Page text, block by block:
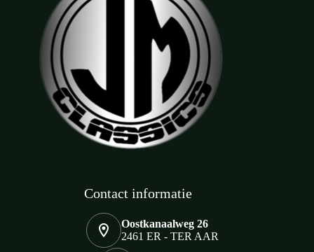
Contact informatie
Oostkanaalweg 26
2461 ER - TER AAR